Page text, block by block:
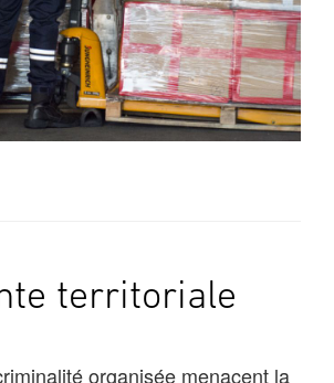
territoriale
organisée menacent la